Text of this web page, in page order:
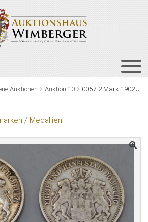
Auktionen Auktion 10
0057-2 Mark 1902 J
/ Medallien